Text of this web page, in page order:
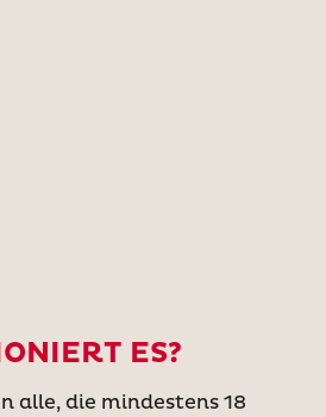
ES?
alle, die mindestens 18